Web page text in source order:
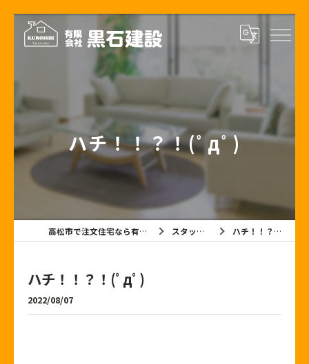
ハチ！！？！(ﾟдﾟ)
高松市で注文住宅なら有限会社黒石建設 スタッフブログ ハチ！！？！(ﾟдﾟ)
ハチ！！？！(ﾟдﾟ)
2022/08/07